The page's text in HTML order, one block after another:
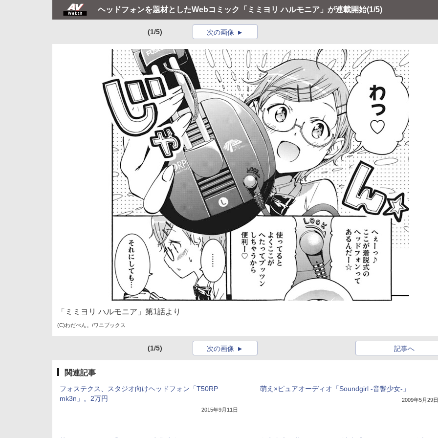
ヘッドフォンを題材としたWebコミック「ミミヨリ ハルモニア」が連載開始(1/5)
(1/5) 次の画像
「ミミヨリ ハルモニア」第1話より
(C)わだぺん。/ワニブックス
(1/5) 記事へ
次の画像
関連記事
フォステクス、スタジオ向けヘッドフォン「T50RP
mk3n」。2万円
2015年9月11日
萌え×ピュアオーディオ「Soundgirl -音響少女-」
2009年5月29日